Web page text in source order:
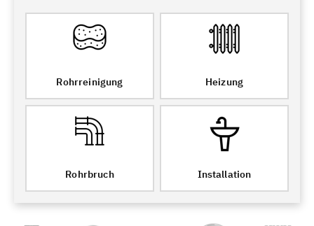
Rohrreinigung Heizung
Rohrbruch Installation